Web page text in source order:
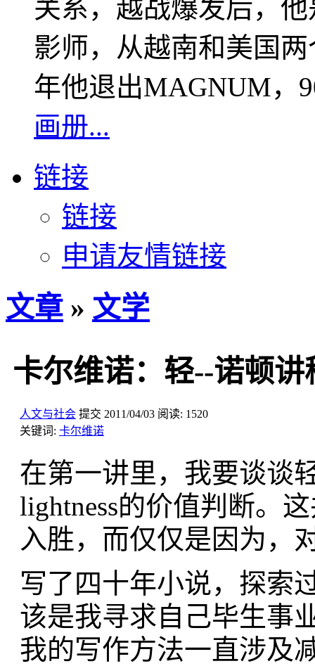
关系，越战爆发后，
影师，从越南和美国
年他退出MAGNUM，
画册...
链接
链接
申请友情链接
文章 » 文学
卡尔维诺：轻--诺顿讲
人文与社会 提交 2011/04/03 阅读: 1520
关键词: 卡尔维诺
在第一讲里，我要谈谈
lightness的价值判断。
入胜，而仅仅是因为，
写了四十年小说，探索
该是我寻求自己毕生事
我的写作方法一直涉及